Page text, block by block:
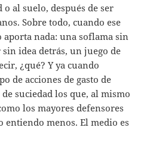
o al suelo, después de ser
Sobre todo, cuando ese
nada: una soflama sin
idea detrás, un juego de
¿qué? Y ya cuando
de acciones de gasto de
suciedad los que, al mismo
los mayores defensores
entiendo menos. El medio es